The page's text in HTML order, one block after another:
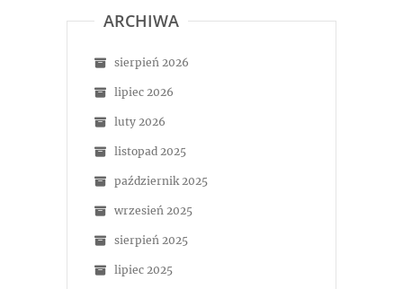
ARCHIWA
sierpień 2026
lipiec 2026
luty 2026
listopad 2025
październik 2025
wrzesień 2025
sierpień 2025
lipiec 2025